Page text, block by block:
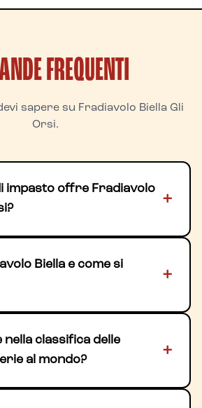
FREQUENTI
sapere su Fradiavolo Biella Gli
Orsi.
impasto offre Fradiavolo
+
Biella e come si
+
nella classifica delle
al mondo?
+